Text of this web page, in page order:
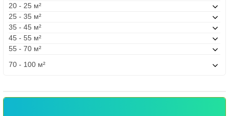
20 - 25 м²
25 - 35 м²
35 - 45 м²
45 - 55 м²
55 - 70 м²
70 - 100 м²